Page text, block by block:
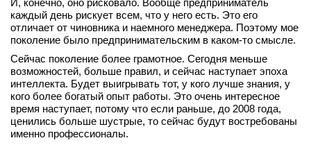
И, конечно, оно рисковало. Вообще предприниматель
каждый день рискует всем, что у него есть. Это его
отличает от чиновника и наемного менеджера. Поэтому мое
поколение было предпринимательским в каком‑то смысле.
Сейчас поколение более грамотное. Сегодня меньше
возможностей, больше правил, и сейчас наступает эпоха
интеллекта. Будет выигрывать тот, у кого лучше знания, у
кого более богатый опыт работы. Это очень интересное
время наступает, потому что если раньше, до 2008 года,
ценились больше шустрые, то сейчас будут востребованы
именно профессионалы.